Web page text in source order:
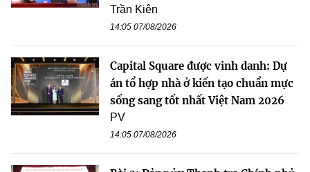
Trần Kiên
14:05 07/08/2026
Capital Square được vinh danh: Dự
án tổ hợp nhà ở kiến tạo chuẩn mực
sống sang tốt nhất Việt Nam 2026
PV
14:05 07/08/2026